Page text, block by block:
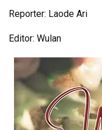
Reporter: Laode Ari
Editor: Wulan